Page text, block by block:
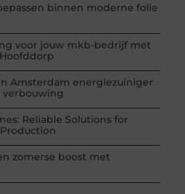
binnen moderne folie
voor jouw mkb-bedrijf met
Amsterdam energiezuiniger
Reliable Solutions for
zomerse boost met